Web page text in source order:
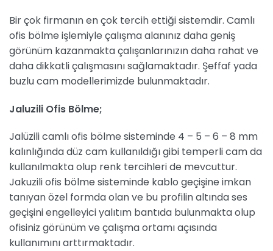
Bir çok firmanın en çok tercih ettiği sistemdir. Camlı
ofis bölme işlemiyle çalışma alanınız daha geniş
görünüm kazanmakta çalışanlarınızın daha rahat ve
daha dikkatli çalışmasını sağlamaktadır. Şeffaf yada
buzlu cam modellerimizde bulunmaktadır.
Jaluzili Ofis Bölme;
Jalüzili camlı ofis bölme sisteminde 4 – 5 – 6 – 8 mm
kalınlığında düz cam kullanıldığı gibi temperli cam da
kullanılmakta olup renk tercihleri de mevcuttur.
Jakuzili ofis bölme sisteminde kablo geçişine imkan
tanıyan özel formda olan ve bu profilin altında ses
geçişini engelleyici yalıtım bantıda bulunmakta olup
ofisiniz görünüm ve çalışma ortamı açısında
kullanımını arttırmaktadır.